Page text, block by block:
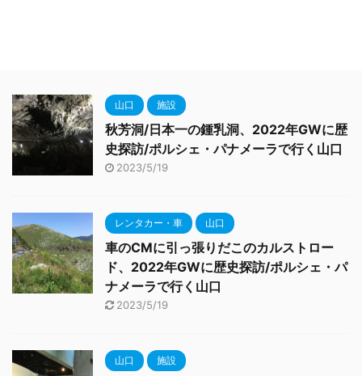
山口 施設
秋芳洞/日本一の鍾乳洞、2022年GWに歴
史探訪/ポルシェ・パナメーラで行く山口
2023/5/19
レンタカー・車 山口
車のCMに引っ張りだこのカルストロー
ド、2022年GWに歴史探訪/ポルシェ・パ
ナメーラで行く山口
2023/5/19
山口 施設